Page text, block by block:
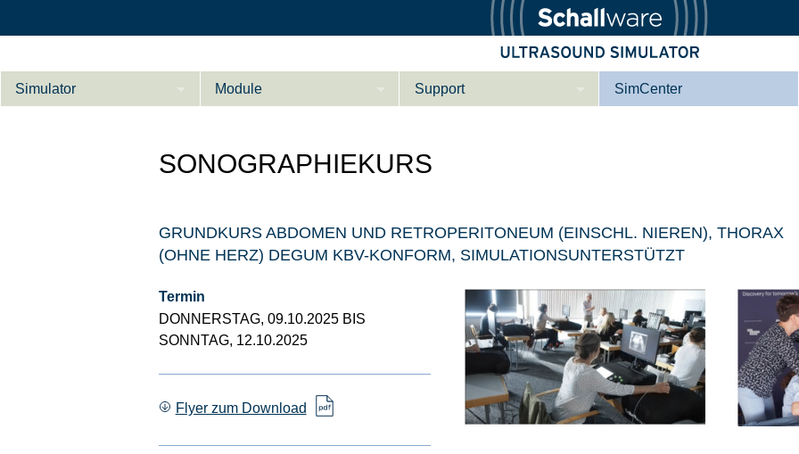
Simulator Module
Le­ber Fort­ge­
Not­fall­so­no­gra­
phie
Not­fal­l or­gan­spe­
zi­fisch
Ba­si­sul­tra­schal­l
Support
Kontakt
Tutorial App
SimCenter
SONOGRAPHIEKURS
GRUNDKURS ABDOMEN UND RETROPERITONEUM (EINSCHL. NIEREN), THORAX
(OHNE HERZ) DEGUM KBV-KONFORM, SIMULATIONSUNTERSTÜTZT
Termin
DONNERSTAG, 09.10.2025 BIS
SONNTAG, 12.10.2025
Flyer zum Download